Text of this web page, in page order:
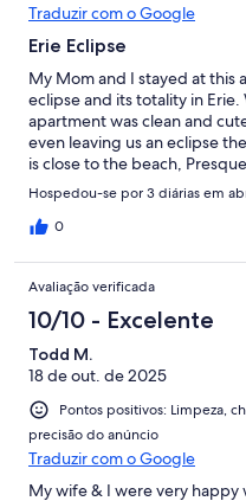
Traduzir com o Google
Erie Eclipse
My Mom and I stayed at this
eclipse and its totality in
apartment was clean and
even leaving us an eclipse
is close to the beach,
close. Presque Isle is a short
half mile away. I highly
Hospedou-se por 3 diárias em
0
Avaliação verificada
10/10 - Excelente
Todd M.
18 de out. de 2025
Pontos positivos: Limpeza,
precisão do anúncio
Traduzir com o Google
My wife & I were very